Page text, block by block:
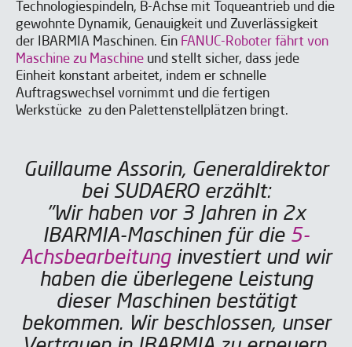
Technologiespindeln, B-Achse mit Toqueantrieb und die
gewohnte Dynamik, Genauigkeit und Zuverlässigkeit
der IBARMIA Maschinen. Ein FANUC-Roboter fährt von
Maschine zu Maschine und stellt sicher, dass jede
Einheit konstant arbeitet, indem er schnelle
Auftragswechsel vornimmt und die fertigen
Werkstücke zu den Palettenstellplätzen bringt.
Guillaume Assorin, Generaldirektor
bei SUDAERO erzählt:
"Wir haben vor 3 Jahren in 2x
IBARMIA-Maschinen für die 5-
Achsbearbeitunginvestiert und wir
haben die überlegene Leistung
dieser Maschinen bestätigt
bekommen. Wir beschlossen, unser